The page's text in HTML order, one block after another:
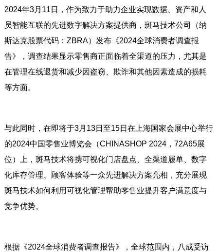
2024年3月11日，作为致力于助力企业实现数据、资产和人
员智能互联的先进数字解决方案提供商，斑马技术公司（纳
斯达克股票代码：ZBRA）发布《2024全球消费者调查报
告》，调查结果显示零售商正面临着全渠道的压力，尤其是
在管理在线退货和减少因盗窃、欺诈和其他因素造成的损耗
等方面。
与此同时，在即将于3月13日至15日在上海国家会展中心举行
的2024中国零售业博览会（CHINASHOP 2024，72A65展
位）上，斑马技术将携可视化门店盘点、全渠道履单、数字
化库存管理、顾客体验等一众先进解决方案亮相，充分展现
斑马技术如何利用可视化管理帮助零售业提升客户满意度与
竞争优势。
根据《2024全球消费者调查报告》，全球范围内，八成受访